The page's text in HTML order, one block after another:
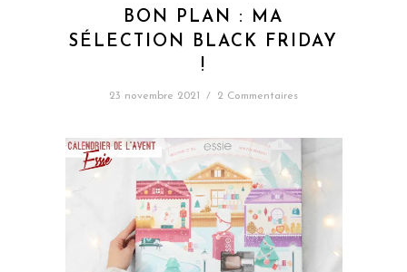
BON PLAN : MA
SÉLECTION BLACK FRIDAY
!
23 novembre 2021 / 2 Commentaires